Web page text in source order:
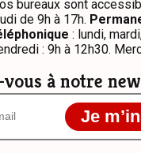
à notre
Je
bureaux sont
de 9h à 17h.
: lundi,
: 9h à 12h30.